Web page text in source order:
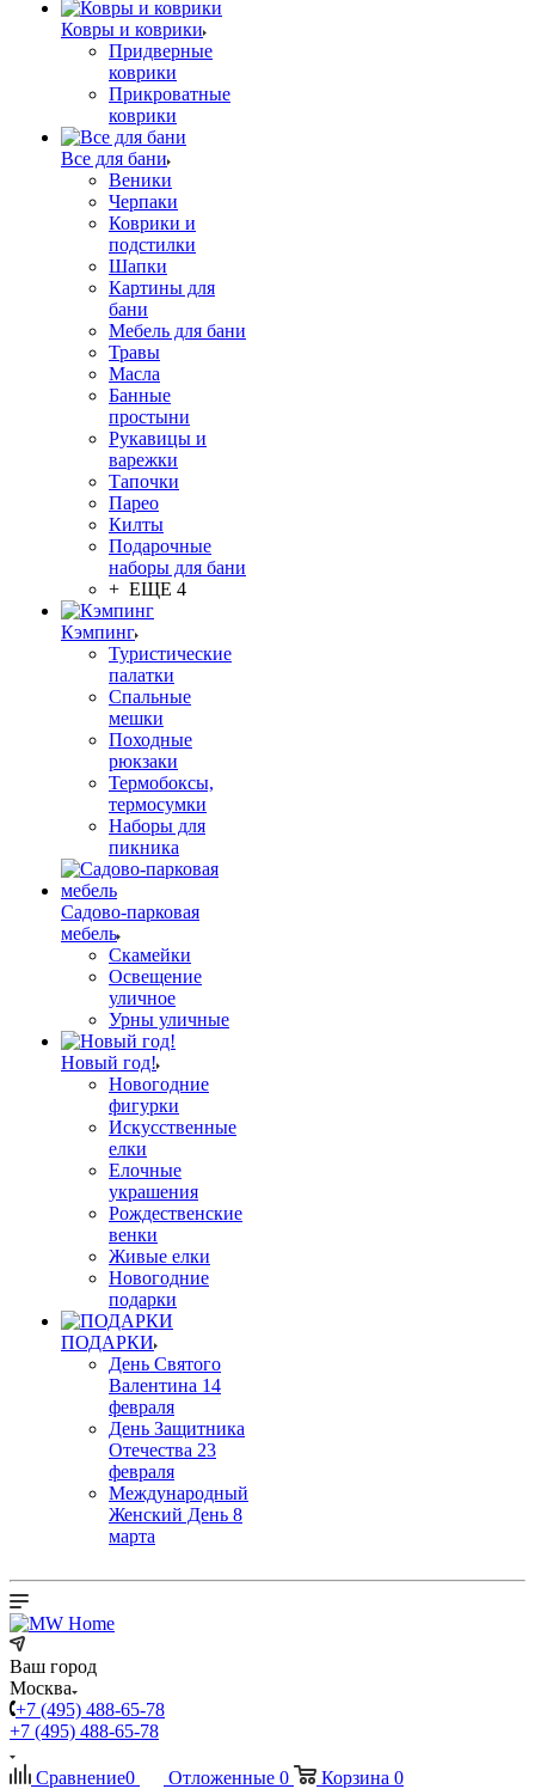
Ковры и коврики
Придверные
коврики
Прикроватные
коврики
Все для бани
Веники
Черпаки
Коврики и
подстилки
Шапки
Картины для
бани
Мебель для бани
Травы
Масла
Банные
простыни
Рукавицы и
варежки
Тапочки
Парео
Килты
Подарочные
наборы для бани
+ ЕЩЕ 4
Кэмпинг
Туристические
палатки
Спальные
мешки
Походные
рюкзаки
Термобоксы,
термосумки
Наборы для
пикника
Садово-парковая
мебель
Скамейки
Освещение
уличное
Урны уличные
Новый год!
Новогодние
фигурки
Искусственные
елки
Елочные
украшения
Рождественские
венки
Живые елки
Новогодние
подарки
ПОДАРКИ
День Святого
Валентина 14
февраля
День Защитника
Отечества 23
февраля
Международный
Женский День 8
марта
Ваш город
Москва
+7 (495) 488-65-78
+7 (495) 488-65-78
Сравнение0 Отложенные 0 Корзина 0